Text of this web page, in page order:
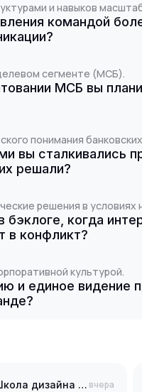
и навыков
командой
сегменте (МСБ).
МСБ вы
понимания
вы сталкивались
решали?
решения в условиях
бэклоге, когда
в конфликт?
культурой.
и единое видение
Школа дизайна Маши Черной вчера